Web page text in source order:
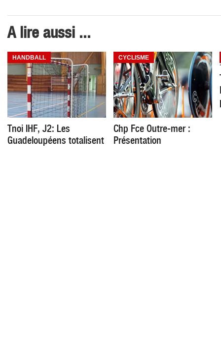
A lire aussi ...
HANDBALL
Tnoi IHF, J2: Les
Guadeloupéens totalisent
CYCLISME
Chp Fce Outre-mer :
Présentation